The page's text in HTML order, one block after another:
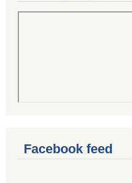
Facebook feed